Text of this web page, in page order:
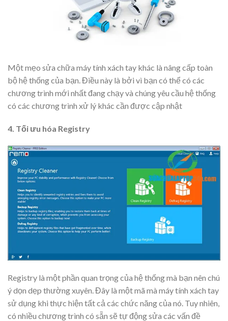
Một mẹo sửa chữa máy tính xách tay khác là nâng cấp toàn
bộ hệ thống của bạn. Điều này là bởi vì bạn có thể có các
chương trình mới nhất đang chạy và chúng yêu cầu hệ thống
có các chương trình xử lý khác cần được cập nhật
4. Tối ưu hóa Registry
Registry là một phần quan trọng của hệ thống mà bạn nên chú
ý dọn dẹp thường xuyên. Đây là một mã mà máy tính xách tay
sử dụng khi thực hiện tất cả các chức năng của nó. Tuy nhiên,
có nhiều chương trình có sẵn sẽ tự động sửa các vấn đề